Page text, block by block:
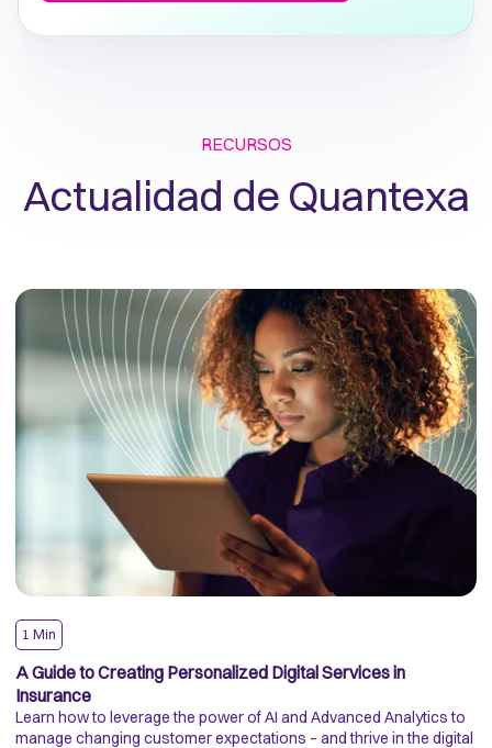
RECURSOS
Actualidad de Quantexa
1 Min
A Guide to Creating Personalized Digital Services in
Insurance
Learn how to leverage the power of AI and Advanced Analytics to
manage changing customer expectations – and thrive in the digital